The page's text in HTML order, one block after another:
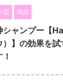
店 商品
シャンプー【
）】の効果を